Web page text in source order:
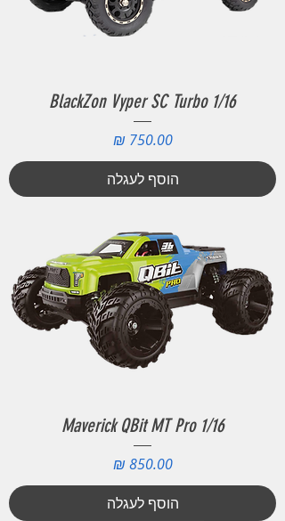
BlackZon Vyper SC Turbo 1/16
מחיר‏750.00 ‏₪
הוסף לעגלה
Maverick QBit MT Pro 1/16
מחיר‏850.00 ‏₪
הוסף לעגלה